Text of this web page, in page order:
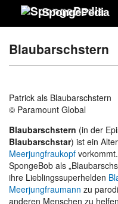
SpongePedia
Blaubarschstern
Patrick als Blaubarschstern
© Paramount Global
Blaubarschstern (in der
Blaubarschstar) ist ein
Meerjungfraukopf
SpongeBob als
ihre Lieblingssuperhelden
Meerjungfraumann zu
anderen Menschen zu